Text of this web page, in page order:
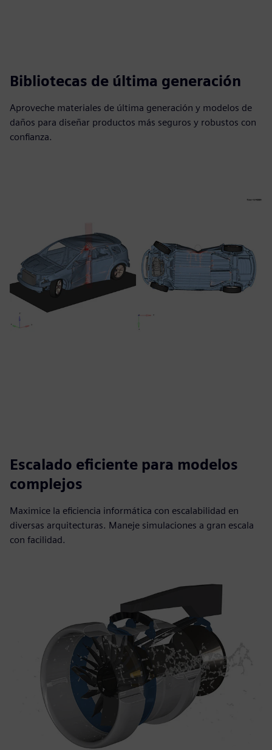
Bibliotecas de última generación
Aproveche materiales de última generación y modelos de
daños para diseñar productos más seguros y robustos con
confianza.
Escalado eficiente para modelos
complejos
Maximice la eficiencia informática con escalabilidad en
diversas arquitecturas. Maneje simulaciones a gran escala
con facilidad.